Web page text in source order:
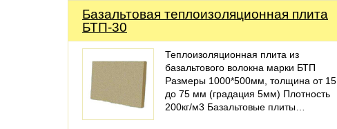
Базальтовая теплоизоляционная плита
БТП-30
Теплоизоляционная плита из
базальтового волокна марки БТП
Размеры 1000*500мм, толщина от 15
до 75 мм (градация 5мм) Плотность
200кг/м3 Базальтовые плиты…